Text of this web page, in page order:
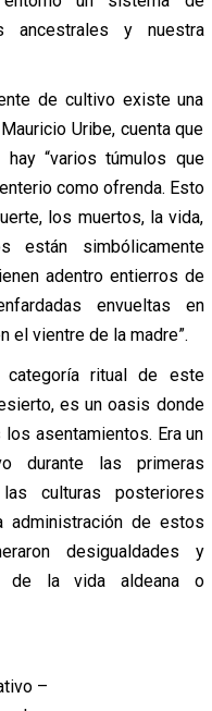
ancestrales y nuestra
de cultivo existe una
Uribe, cuenta que
“varios túmulos que
como ofrenda. Esto
los muertos, la vida,
están simbólicamente
adentro entierros de
envueltas en
el vientre de la madre”.
ritual de este
es un oasis donde
asentamientos. Era un
durante las primeras
culturas posteriores
administración de estos
desigualdades y
de la vida aldeana o
–